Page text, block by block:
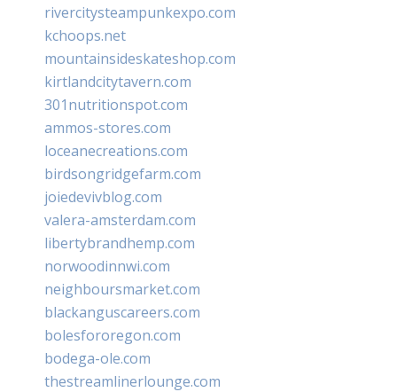
rivercitysteampunkexpo.com
kchoops.net
mountainsideskateshop.com
kirtlandcitytavern.com
301nutritionspot.com
ammos-stores.com
loceanecreations.com
birdsongridgefarm.com
joiedevivblog.com
valera-amsterdam.com
libertybrandhemp.com
norwoodinnwi.com
neighboursmarket.com
blackanguscareers.com
bolesfororegon.com
bodega-ole.com
thestreamlinerlounge.com